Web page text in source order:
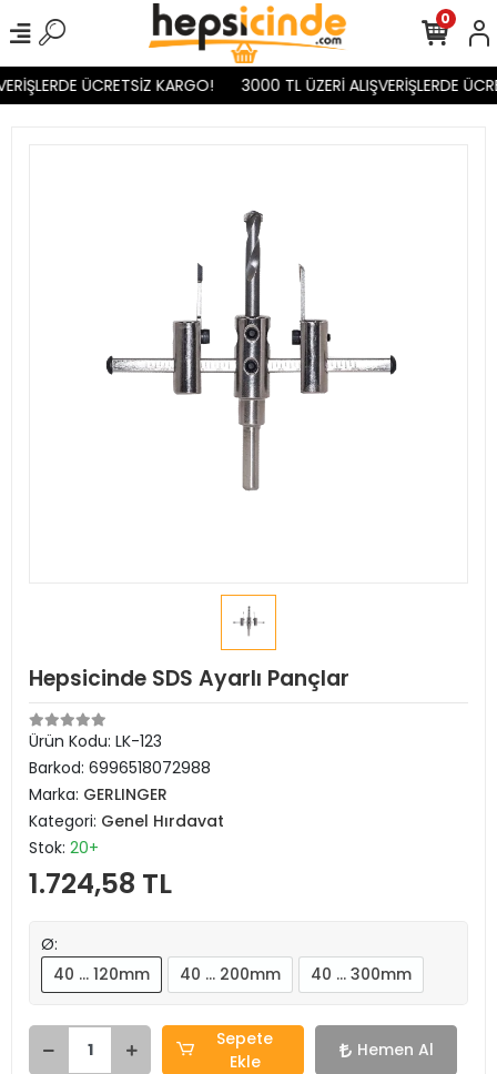
ÜCRETSİZ KARGO! 3000 TL ÜZERİ ALIŞVERİŞLERDE
0
Hepsicinde SDS Ayarlı Pançlar
Ürün Kodu: LK-123
Barkod: 6996518072988
Marka: GERLINGER
Kategori: Genel Hırdavat
Stok: 20+
1.724,58 TL
Ø:
40 … 120mm
40 … 200mm 40 … 300mm
Sepete
Ekle
Hemen Al